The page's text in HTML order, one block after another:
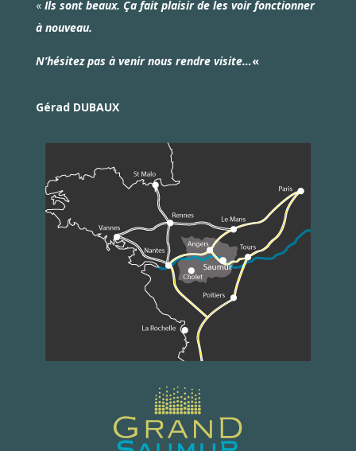
« Ils sont beaux. Ça fait plaisir de les voir fonctionner
à nouveau.
N’hésitez pas à venir nous rendre visite…«
Gérad DUBAUX